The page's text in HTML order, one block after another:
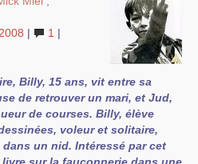
| 1 |
Billy, 15 ans, vit entre sa
de retrouver un mari, et Jud,
de courses. Billy, élève
voleur et solitaire,
un nid. Intéressé par cet